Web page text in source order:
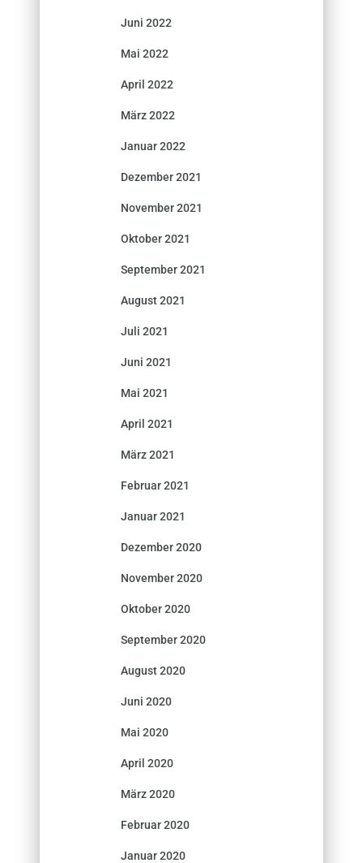
Juni 2022
Mai 2022
April 2022
März 2022
Januar 2022
Dezember 2021
November 2021
Oktober 2021
September 2021
August 2021
Juli 2021
Juni 2021
Mai 2021
April 2021
März 2021
Februar 2021
Januar 2021
Dezember 2020
November 2020
Oktober 2020
September 2020
August 2020
Juni 2020
Mai 2020
April 2020
März 2020
Februar 2020
Januar 2020